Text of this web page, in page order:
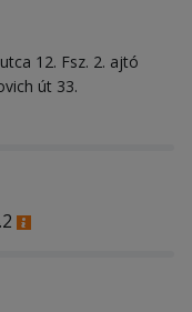
12. Fsz. 2. ajtó
út 33.